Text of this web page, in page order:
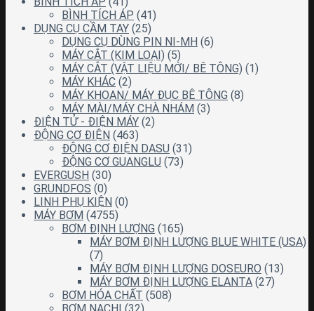
BÌNH TÍCH ÁP (41)
DỤNG CỤ CẦM TAY (25)
DỤNG CỤ DÙNG PIN NI-MH (6)
MÁY CẮT (KIM LOẠI) (5)
MÁY CẮT (VẬT LIỆU MỚI/ BÊ TÔNG) (1)
MÁY KHÁC (2)
MÁY KHOAN/ MÁY ĐỤC BÊ TÔNG (8)
MÁY MÀI/MÁY CHÀ NHÁM (3)
ĐIỆN TỬ - ĐIỆN MÁY (2)
ĐỘNG CƠ ĐIỆN (463)
ĐỘNG CƠ ĐIỆN DASU (31)
ĐỘNG CƠ GUANGLU (73)
EVERGUSH (30)
GRUNDFOS (0)
LINH PHỤ KIỆN (0)
MÁY BƠM (4755)
BƠM ĐỊNH LƯỢNG (165)
MÁY BƠM ĐỊNH LƯỢNG BLUE WHITE (USA)
(7)
MÁY BƠM ĐỊNH LƯỢNG DOSEURO (13)
MÁY BƠM ĐỊNH LƯỢNG ELANTA (27)
BƠM HÓA CHẤT (508)